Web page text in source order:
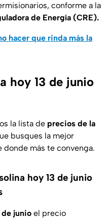
conforme a la
de Energía (CRE).
hacer que rinda más la
hoy 13 de junio
la lista de precios de la
busques la mejor
más te convenga.
hoy 13 de junio
de junio el precio